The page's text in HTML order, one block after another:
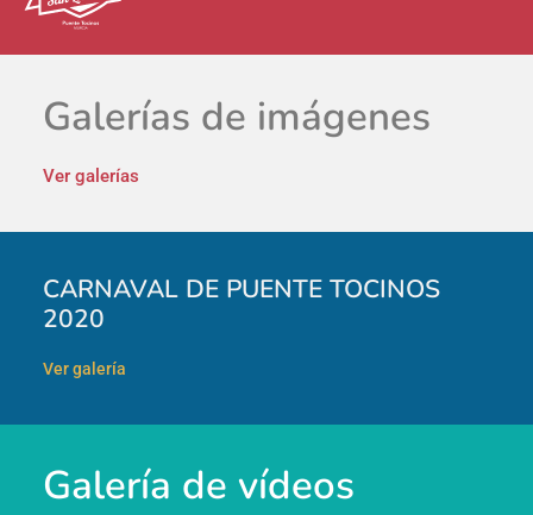
Galerías de imágenes
Ver galerías
CARNAVAL DE PUENTE TOCINOS
2020
Ver galería
Galería de vídeos